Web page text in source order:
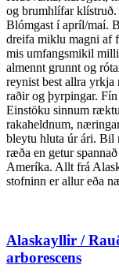
og brumhlífar
Blómgast í apríl/maí.
dreifa miklu magni af
mis umfangsmikil
almennt grunnt og
reynist best allra
raðir og þyrpingar.
Einstöku sinnum
rakaheldnum,
bleytu hluta úr ári. Bil
ræða en getur
Ameríka. Allt frá
stofninn er allur eða
Alaskayllir /
arborescens